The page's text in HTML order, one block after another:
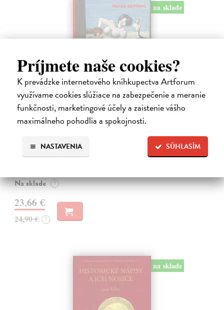
Príjmete naše cookies?
K prevádzke internetového kníhkupectva Artforum
využívame cookies slúžiace na zabezpečenie a meranie
funkčnosti, marketingové účely a zaistenie vášho
maximálneho pohodlia a spokojnosti.
SÚHLASÍM
NASTAVENIA
na sklade
Studne mútne
Sú ikonickými postavami našej kultúry. Postavili im sochy a
pomenovali po nich ulice, majú svoje nespochybniteľné miesto v
Na sklade ?
23,66 €
24,90 € ?
na sklade